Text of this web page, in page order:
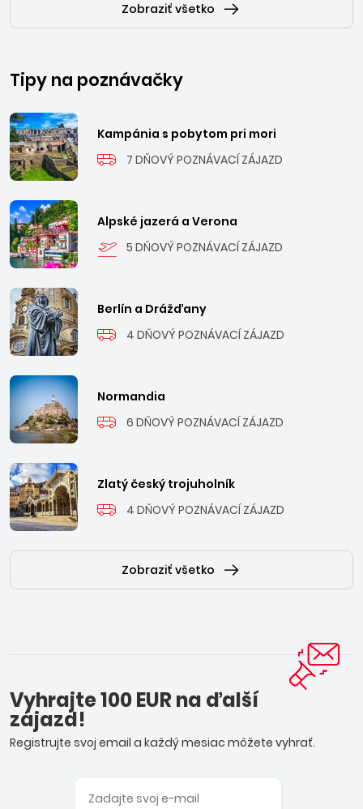
Zobraziť všetko
Tipy na poznávačky
Kampánia s pobytom pri mori
7 DŇOVÝ POZNÁVACÍ ZÁJAZD
Alpské jazerá a Verona
5 DŇOVÝ POZNÁVACÍ ZÁJAZD
Berlín a Drážďany
4 DŇOVÝ POZNÁVACÍ ZÁJAZD
Normandia
6 DŇOVÝ POZNÁVACÍ ZÁJAZD
Zlatý český trojuholník
4 DŇOVÝ POZNÁVACÍ ZÁJAZD
Zobraziť všetko
Vyhrajte 100 EUR na ďalší
zájazd!
Registrujte svoj email a každý mesiac môžete vyhrať.